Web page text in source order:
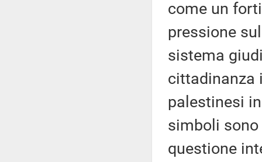
come un
pressione
sistema
cittadinanza
palestinesi
simboli
questione